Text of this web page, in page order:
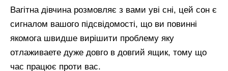
Вагітна дівчина розмовляє з вами уві сні, цей сон є
сигналом вашого підсвідомості, що ви повинні
якомога швидше вирішити проблему яку
отлаживаете дуже довго в довгий ящик, тому що
час працює проти вас.